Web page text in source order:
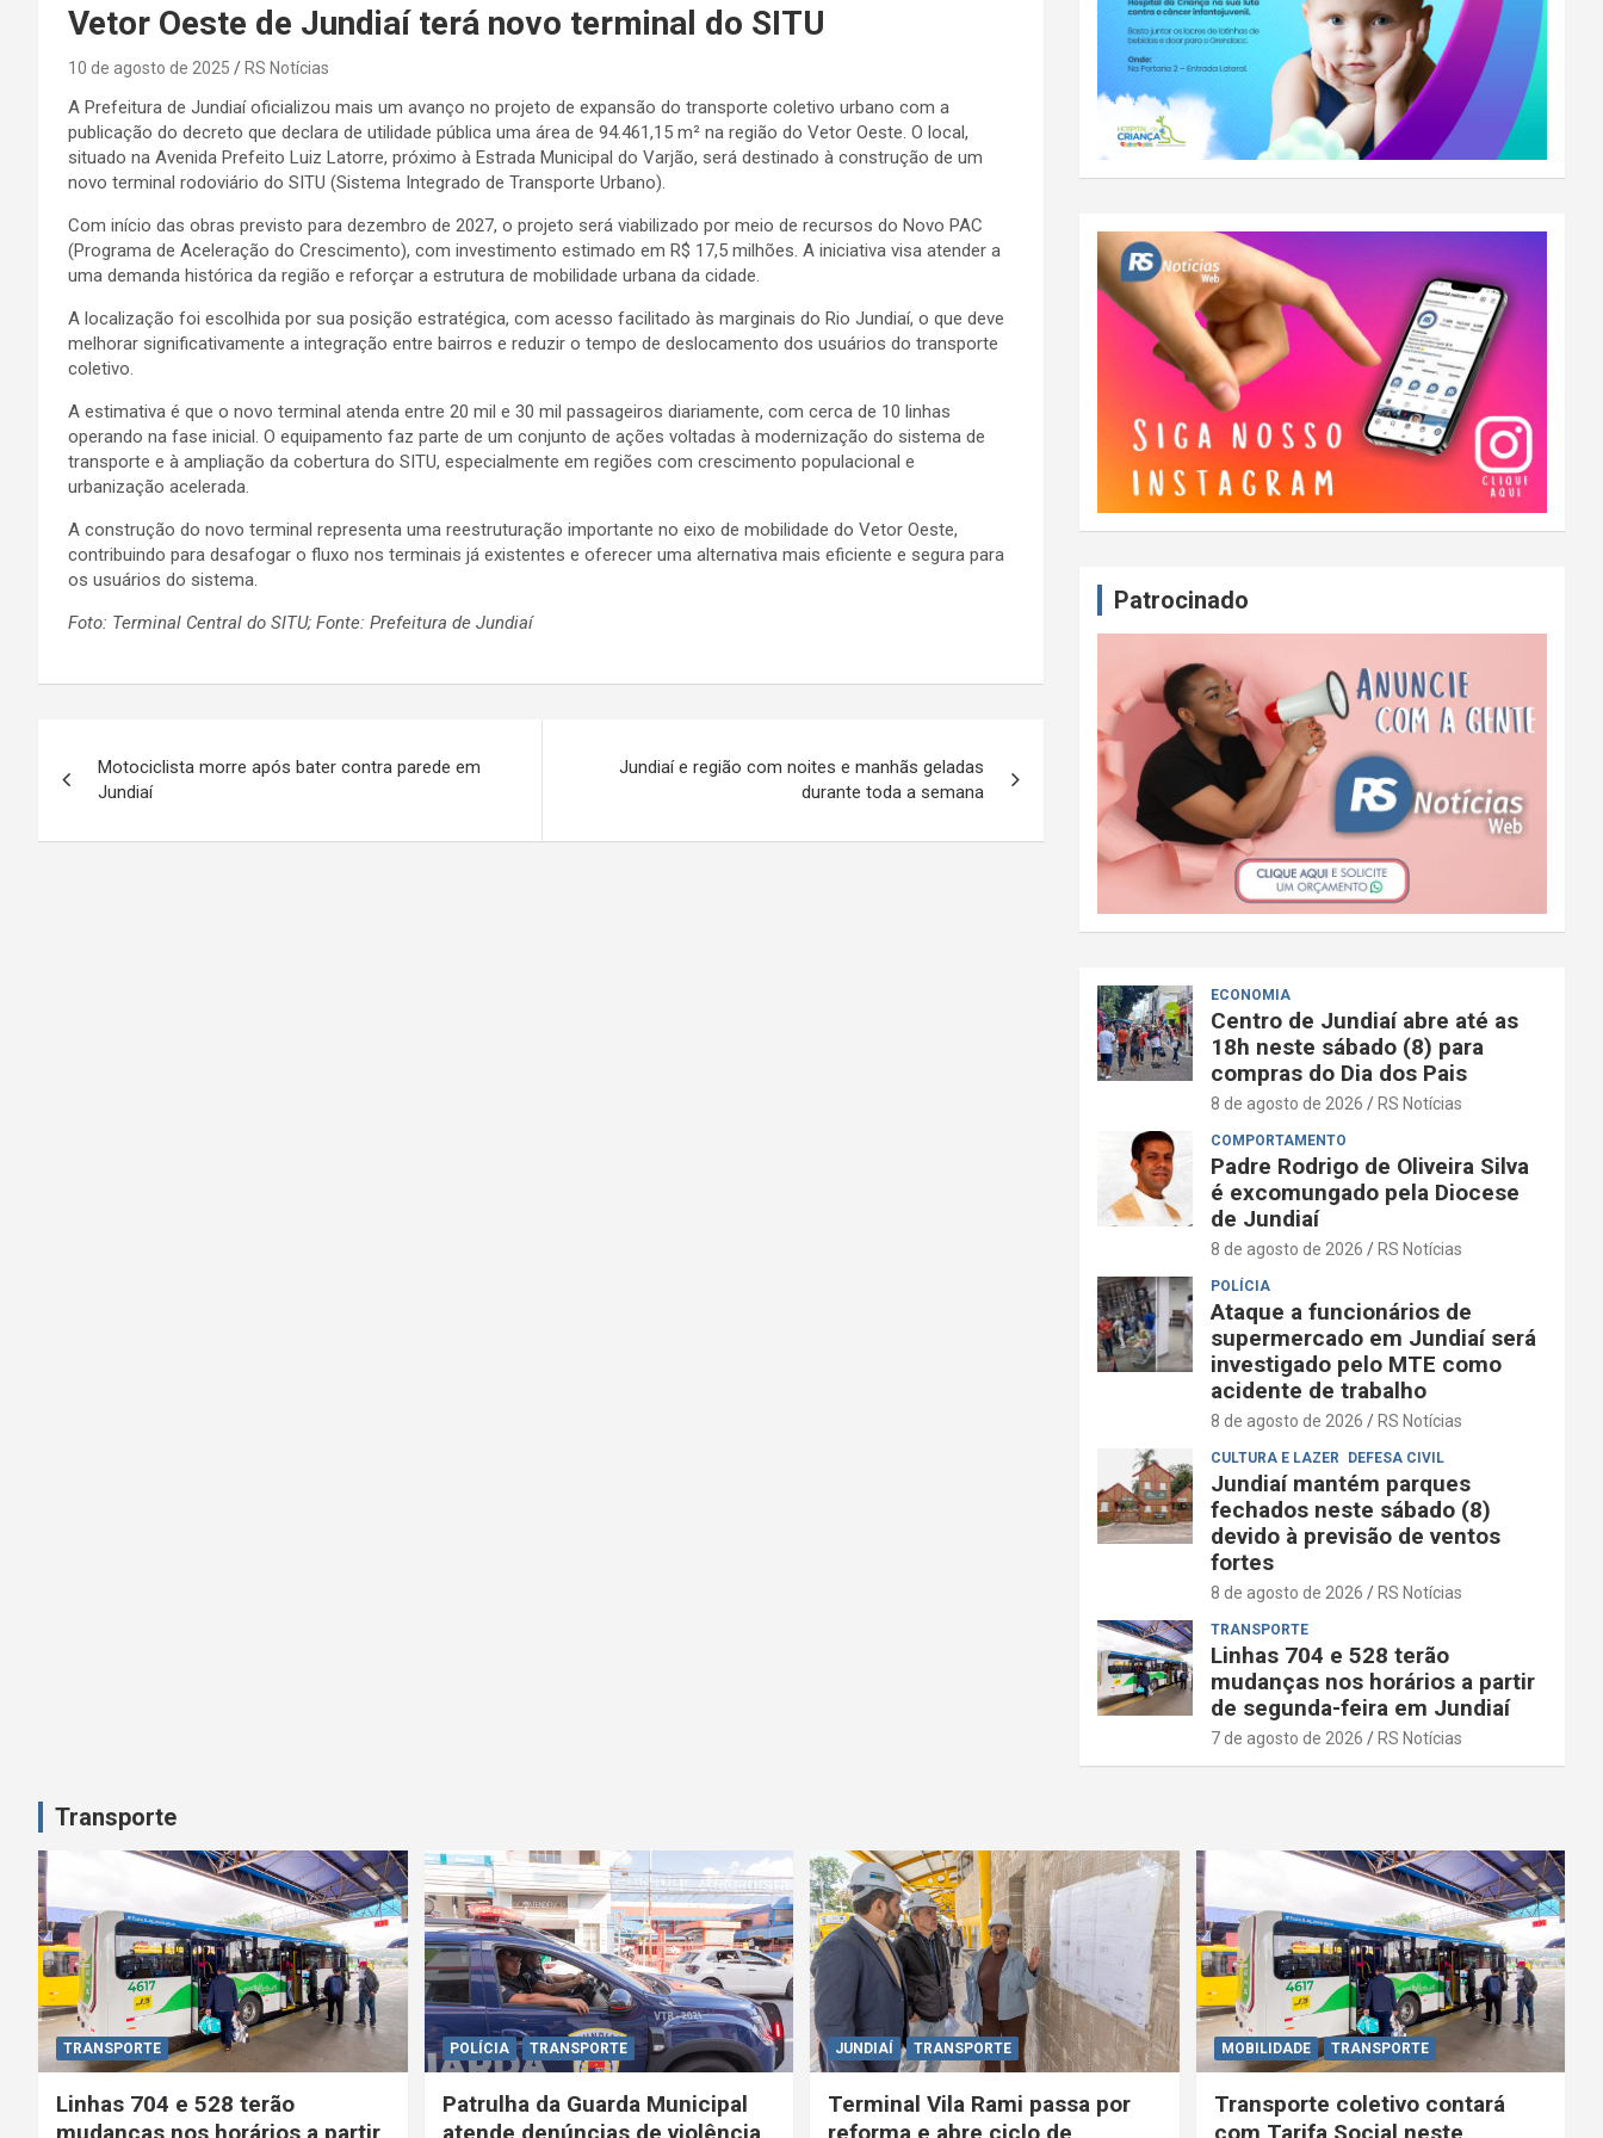
Vetor Oeste de Jundiaí terá novo terminal do SITU
10 de agosto de 2025 RS Notícias
A Prefeitura de Jundiaí oficializou mais um avanço no projeto de expansão do transporte coletivo urbano com a
publicação do decreto que declara de utilidade pública uma área de 94.461,15 m² na região do Vetor Oeste. O local,
situado na Avenida Prefeito Luiz Latorre, próximo à Estrada Municipal do Varjão, será destinado à construção de um
novo terminal rodoviário do SITU (Sistema Integrado de Transporte Urbano).
Com início das obras previsto para dezembro de 2027, o projeto será viabilizado por meio de recursos do Novo PAC
(Programa de Aceleração do Crescimento), com investimento estimado em R$ 17,5 milhões. A iniciativa visa atender a
uma demanda histórica da região e reforçar a estrutura de mobilidade urbana da cidade.
A localização foi escolhida por sua posição estratégica, com acesso facilitado às marginais do Rio Jundiaí, o que deve
melhorar significativamente a integração entre bairros e reduzir o tempo de deslocamento dos usuários do transporte
coletivo.
A estimativa é que o novo terminal atenda entre 20 mil e 30 mil passageiros diariamente, com cerca de 10 linhas
operando na fase inicial. O equipamento faz parte de um conjunto de ações voltadas à modernização do sistema de
transporte e à ampliação da cobertura do SITU, especialmente em regiões com crescimento populacional e
urbanização acelerada.
A construção do novo terminal representa uma reestruturação importante no eixo de mobilidade do Vetor Oeste,
contribuindo para desafogar o fluxo nos terminais já existentes e oferecer uma alternativa mais eficiente e segura para
os usuários do sistema.
Foto: Terminal Central do SITU; Fonte: Prefeitura de Jundiaí
v
Motociclista morre após bater contra parede em
Jundiaí
Jundiaí e região com noites e manhãs geladas
durante toda a semana
Patrocinado
ECONOMIA
Centro de Jundiaí abre até as
18h neste sábado (8) para
compras do Dia dos Pais
8 de agosto de 2026 RS Notícias
COMPORTAMENTO
Padre Rodrigo de Oliveira Silva
é excomungado pela Diocese
de Jundiaí
8 de agosto de 2026 RS Notícias
POLÍCIA
Ataque a funcionários de
supermercado em Jundiaí será
investigado pelo MTE como
acidente de trabalho
8 de agosto de 2026 RS Notícias
CULTURA E LAZER DEFESA CIVIL
Jundiaí mantém parques
fechados neste sábado (8)
devido à previsão de ventos
fortes
8 de agosto de 2026 RS Notícias
TRANSPORTE
Linhas 704 e 528 terão
mudanças nos horários a partir
de segunda-feira em Jundiaí
7 de agosto de 2026 RS Notícias
Transporte
TRANSPORTE
Linhas 704 e 528 terão
mudanças nos horários a partir
POLÍCIA TRANSPORTE
Patrulha da Guarda Municipal
atende denúncias de violência
JUNDIAÍ TRANSPORTE
Terminal Vila Rami passa por
reforma e abre ciclo de
MOBILIDADE TRANSPORTE
Transporte coletivo contará
com Tarifa Social neste